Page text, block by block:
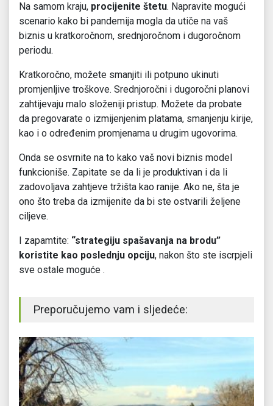
Na samom kraju, procijenite štetu. Napravite mogući
scenario kako bi pandemija mogla da utiče na vaš
biznis u kratkoročnom, srednjoročnom i dugoročnom
periodu.
Kratkoročno, možete smanjiti ili potpuno ukinuti
promjenljive troškove. Srednjoročni i dugoročni planovi
zahtijevaju malo složeniji pristup. Možete da probate
da pregovarate o izmijenjenim platama, smanjenju kirije,
kao i o određenim promjenama u drugim ugovorima.
Onda se osvrnite na to kako vaš novi biznis model
funkcioniše. Zapitate se da li je produktivan i da li
zadovoljava zahtjeve tržišta kao ranije. Ako ne, šta je
ono što treba da izmijenite da bi ste ostvarili željene
ciljeve.
I zapamtite: “strategiju spašavanja na brodu”
koristite kao poslednju opciju, nakon što ste iscrpjeli
sve ostale moguće .
Preporučujemo vam i sljedeće: